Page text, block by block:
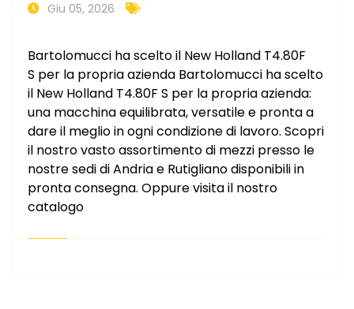
Giu 05, 2026
Bartolomucci ha scelto il New Holland T4.80F
S per la propria azienda Bartolomucci ha scelto
il New Holland T4.80F S per la propria azienda:
una macchina equilibrata, versatile e pronta a
dare il meglio in ogni condizione di lavoro. Scopri
il nostro vasto assortimento di mezzi presso le
nostre sedi di Andria e Rutigliano disponibili in
pronta consegna. Oppure visita il nostro
catalogo